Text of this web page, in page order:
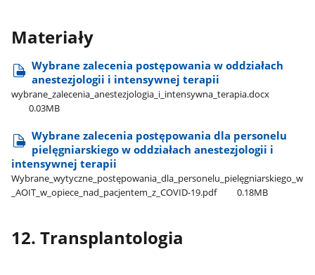
Materiały
Wybrane zalecenia postępowania w oddziałach
anestezjologii i intensywnej terapii
wybrane​_zalecenia​_anestezjologia​_i​_intensywna​_terapia.docx
0.03MB
Wybrane zalecenia postępowania dla personelu
pielęgniarskiego w oddziałach anestezjologii i
intensywnej terapii
Wybrane​_wytyczne​_postępowania​_dla​_personelu​_pielęgniarskiego​_w​
_AOIT​_w​_opiece​_nad​_pacjentem​_z​_COVID-19.pdf
0.18MB
12. Transplantologia